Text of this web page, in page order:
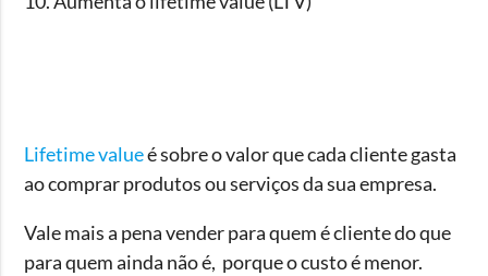
Lifetime valueé sobre o valor que cada cliente gasta
ao comprar produtos ou serviços da sua empresa.
Vale mais a pena vender para quem é cliente do que
para quem ainda não é, porque o custo é menor.